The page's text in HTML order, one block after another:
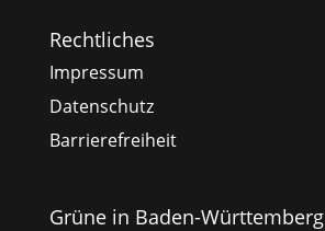
Rechtliches
Impressum
Datenschutz
Barrierefreiheit
Grüne in Baden-Württemberg